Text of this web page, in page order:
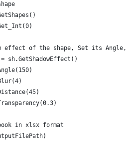
effect of the shape, Set its
sh.GetShadowEffect()
in xlsx format